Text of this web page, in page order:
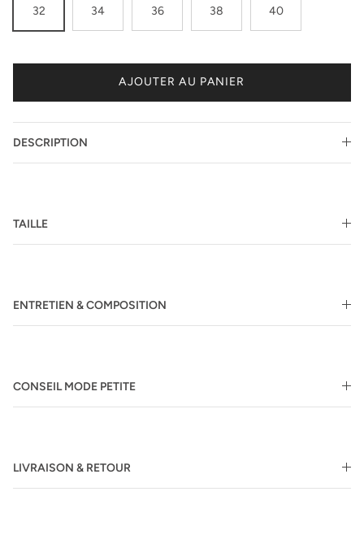
32 34 36 38 40
AJOUTER AU PANIER
DESCRIPTION
TAILLE
ENTRETIEN & COMPOSITION
CONSEIL MODE PETITE
LIVRAISON & RETOUR